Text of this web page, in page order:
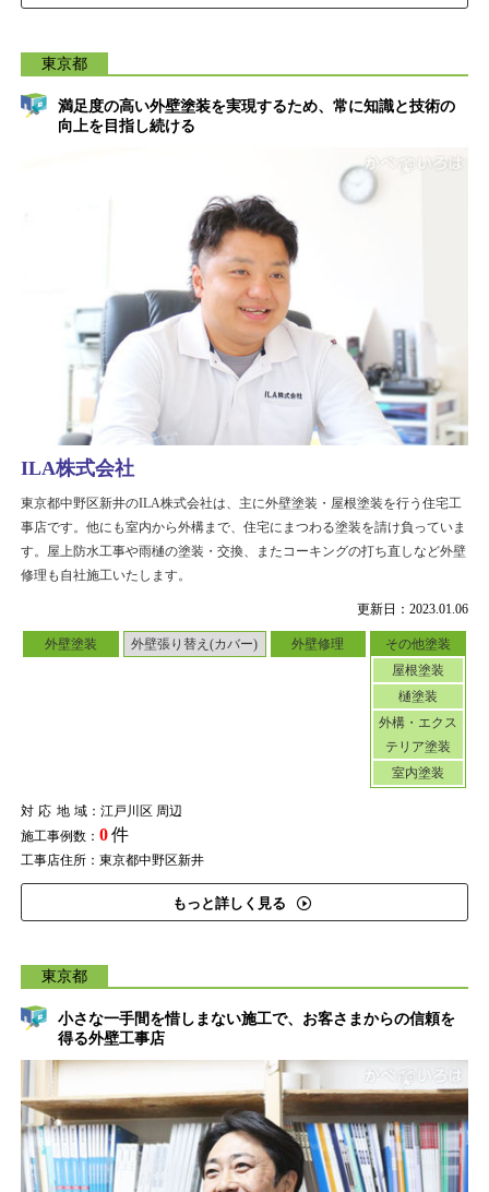
東京都
満足度の高い外壁塗装を実現するため、常に知識と技術の
向上を目指し続ける
更新日：2023.01.06
外壁塗装 外壁張り替え(カバー) 外壁修理
その他塗装
屋根塗装
樋塗装
外構・エクス
テリア塗装
室内塗装
対応地域：江戸川区 周辺
施工事例数： 0件
工事店住所：東京都中野区新井
もっと詳しく見る
ILA株式会社
東京都中野区新井のILA株式会社は、主に外壁塗装・屋根塗装を行う住宅工
事店です。他にも室内から外構まで、住宅にまつわる塗装を請け負っていま
す。屋上防水工事や雨樋の塗装・交換、またコーキングの打ち直しなど外壁
修理も自社施工いたします。
東京都
小さな一手間を惜しまない施工で、お客さまからの信頼を
得る外壁工事店